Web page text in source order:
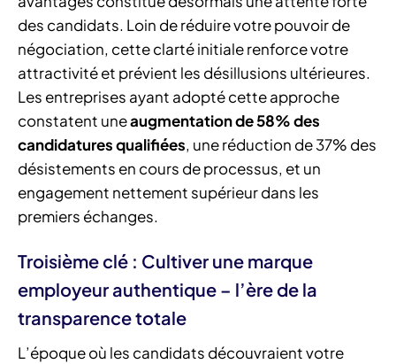
des candidats. Loin de réduire votre pouvoir de
négociation, cette clarté initiale renforce votre
attractivité et prévient les désillusions ultérieures.
Les entreprises ayant adopté cette approche
constatent uneaugmentation de 58% des
candidatures qualifiées, une réduction de 37% des
désistements en cours de processus, et un
engagement nettement supérieur dans les
premiers échanges.
Troisième clé : Cultiver une marque
employeur authentique – l’ère de la
transparence totale
L’époque où les candidats découvraient votre